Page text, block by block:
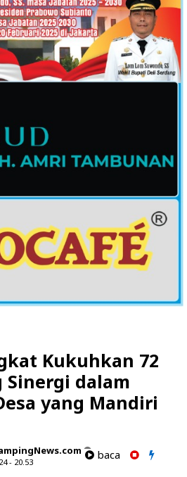
Kukuhkan 72
Sinergi dalam
yang Mandiri
- 20.53
baca